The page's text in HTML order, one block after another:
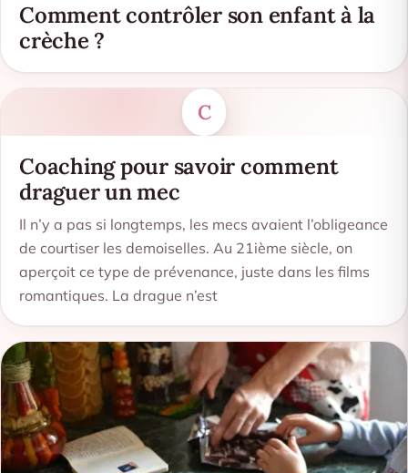
Comment contrôler son enfant à la
crèche ?
C
Coaching pour savoir comment
draguer un mec
Il n’y a pas si longtemps, les mecs avaient l’obligeance
de courtiser les demoiselles. Au 21ième siècle, on
aperçoit ce type de prévenance, juste dans les films
romantiques. La drague n’est